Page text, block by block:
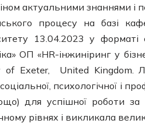
актуальними знаннями і
процесу на базі
13.04.2023 у
ОП «HR-інжиніринг у
Exeter, United Kingdom.
психологічної і
для успішної роботи
рівнях і викликала